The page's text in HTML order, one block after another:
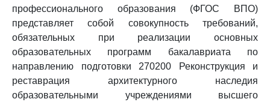
профессионального образования (ФГОС ВПО)
представляет собой совокупность требований,
обязательных при реализации основных
образовательных программ бакалавриата по
направлению подготовки 270200 Реконструкция и
реставрация архитектурного наследия
образовательными учреждениями высшего